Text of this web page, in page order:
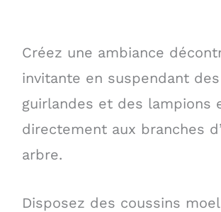
Créez une ambiance
invitante en suspendant des
guirlandes et des lampions
directement aux branches
arbre.
Disposez des coussins